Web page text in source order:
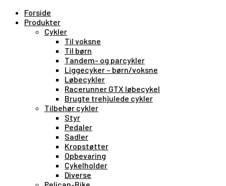
Forside
Produkter
Cykler
Til voksne
Til børn
Tandem- og parcykler
Liggecyker – børn/voksne
Løbecykler
Racerunner GTX løbecykel
Brugte trehjulede cykler
Tilbehør cykler
Styr
Pedaler
Sadler
Kropstøtter
Opbevaring
Cykelholder
Diverse